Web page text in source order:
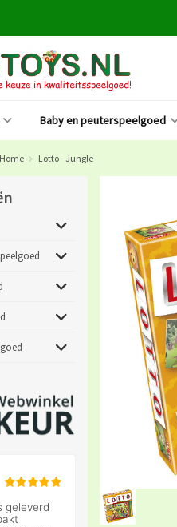
Baby en peuterspeelgoed
Home Lotto - Jungle